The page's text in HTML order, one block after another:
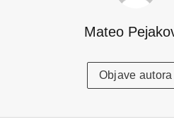
Mateo
Objave autora